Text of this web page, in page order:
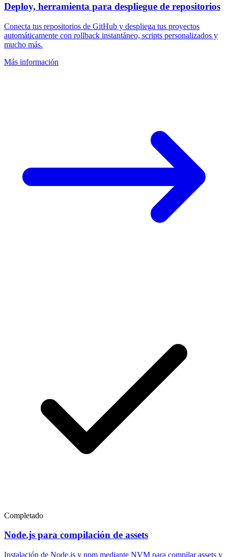
Deploy, herramienta para despliegue de repositorios
Conecta tus repositorios de GitHub y despliega tus proyectos
automáticamente con rollback instantáneo, scripts personalizados y
mucho más.
Más información
Completado
Node.js para compilación de assets
Instalación de Node.js y npm mediante NVM para compilar assets y